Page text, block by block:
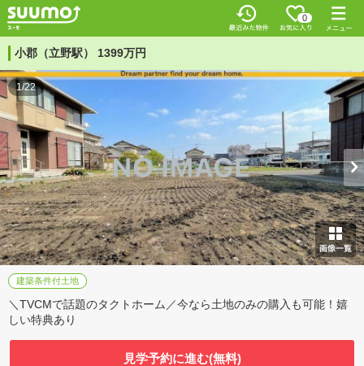
0
小郡（立野駅） 1399万円
1/22
建築条件付土地
＼TVCMで話題のタクトホーム／今なら土地のみの購入も可能！嬉
しい特典あり
見学予約に進む(無料)